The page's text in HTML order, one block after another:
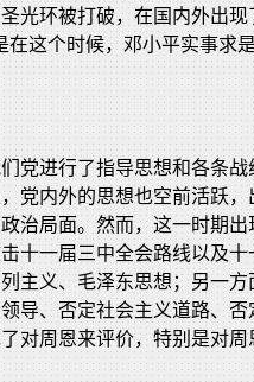
光环被打破，在国内外出现
在这个时候，邓小平实事求
党进行了指导思想和各条
党内外的思想也空前活跃
治局面。然而，这一时期
十一届三中全会路线以及
主义、毛泽东思想；另一
导、否定社会主义道路、
对周恩来评价，特别是对周